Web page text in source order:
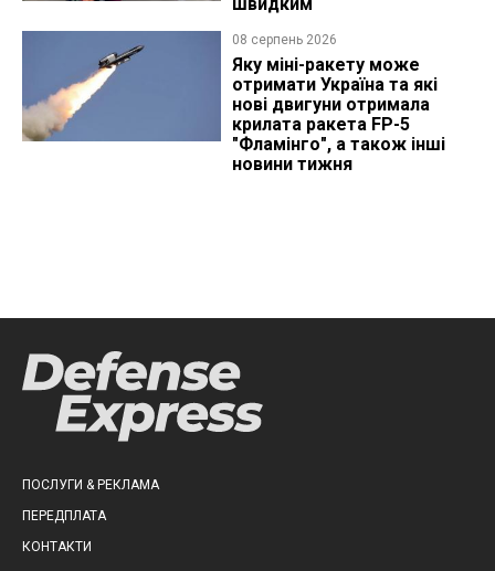
08 серпень 2026
Яку міні-ракету може
отримати Україна та які
нові двигуни отримала
крилата ракета FP-5
"Фламінго", а також інші
новини тижня
ПОСЛУГИ & РЕКЛАМА
ПЕРЕДПЛАТА
КОНТАКТИ